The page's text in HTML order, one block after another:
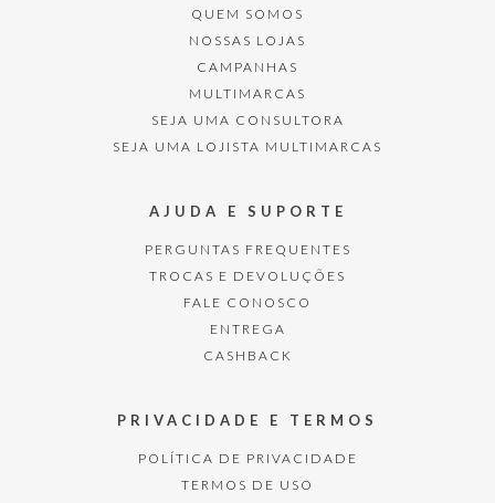
QUEM SOMOS
NOSSAS LOJAS
CAMPANHAS
MULTIMARCAS
SEJA UMA CONSULTORA
SEJA UMA LOJISTA MULTIMARCAS
AJUDA E SUPORTE
PERGUNTAS FREQUENTES
TROCAS E DEVOLUÇÕES
FALE CONOSCO
ENTREGA
CASHBACK
PRIVACIDADE E TERMOS
POLÍTICA DE PRIVACIDADE
TERMOS DE USO